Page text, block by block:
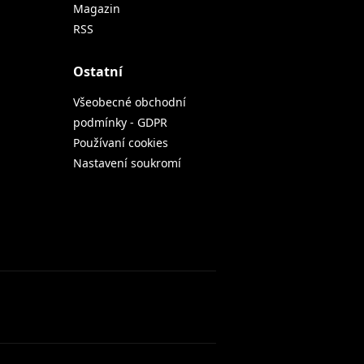
Magazin
RSS
Ostatní
Všeobecné obchodní
podmínky - GDPR
Používaní cookies
Nastavení soukromí